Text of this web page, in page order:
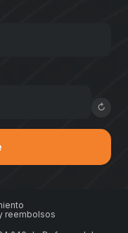
↻
reembolsos